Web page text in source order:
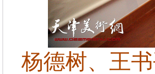
杨德树、王